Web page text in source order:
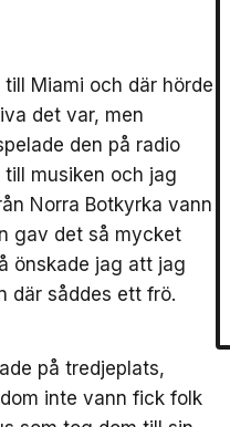
Miami och där hörde
det var, men
den på radio
musiken och jag
Norra Botkyrka vann
gav det så mycket
önskade jag att jag
där såddes ett frö.
på tredjeplats,
inte vann fick folk